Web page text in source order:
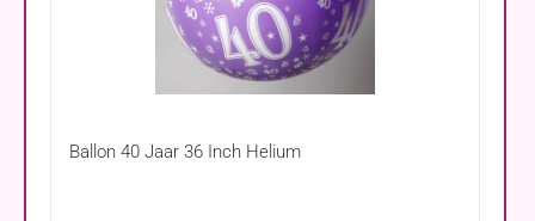
Ballon 40 Jaar 36 Inch Helium